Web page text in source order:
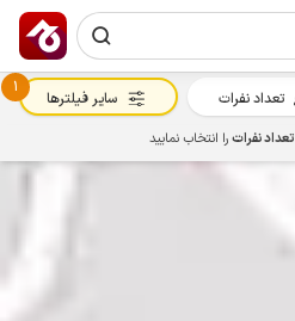
تعداد نفرات
1
سایر فیلترها
تعداد نفراترا انتخاب نمایید